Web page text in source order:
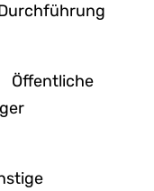
Öffentliche